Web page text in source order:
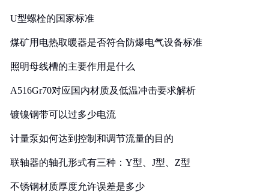
U型螺栓的国家标准
煤矿用电热取暖器是否符合防爆电气设备标准
照明母线槽的主要作用是什么
A516Gr70对应国内材质及低温冲击要求解析
镀镍钢带可以过多少电流
计量泵如何达到控制和调节流量的目的
联轴器的轴孔形式有三种：Y型、J型、Z型
不锈钢材质厚度允许误差是多少